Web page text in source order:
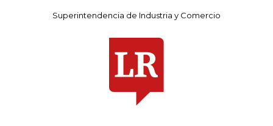
Superintendencia de Industria y Comercio